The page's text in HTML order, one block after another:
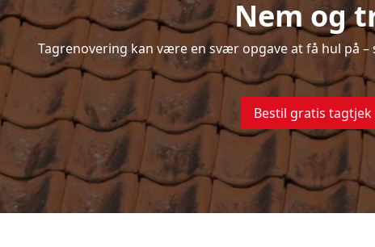
Nem og
Tagrenovering kan være en svær opgave at få hul på
Bestil gratis tagtjek